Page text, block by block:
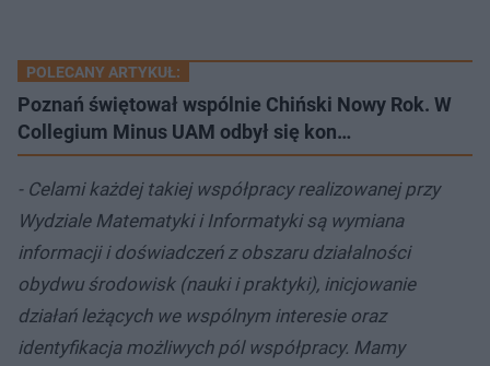
POLECANY ARTYKUŁ:
Poznań świętował wspólnie Chiński Nowy Rok. W
Collegium Minus UAM odbył się kon…
- Celami każdej takiej współpracy realizowanej przy
Wydziale Matematyki i Informatyki są wymiana
informacji i doświadczeń z obszaru działalności
obydwu środowisk (nauki i praktyki), inicjowanie
działań leżących we wspólnym interesie oraz
identyfikacja możliwych pól współpracy. Mamy